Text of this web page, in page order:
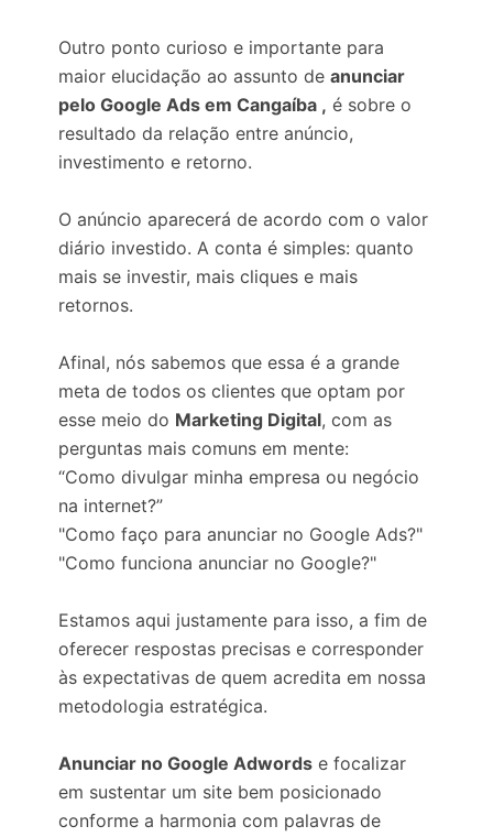
Outro ponto curioso e importante para
maior elucidação ao assunto de anunciar
pelo Google Ads em Cangaíba , é sobre o
resultado da relação entre anúncio,
investimento e retorno.
O anúncio aparecerá de acordo com o valor
diário investido. A conta é simples: quanto
mais se investir, mais cliques e mais
retornos.
Afinal, nós sabemos que essa é a grande
meta de todos os clientes que optam por
esse meio do Marketing Digital, com as
perguntas mais comuns em mente:
“Como divulgar minha empresa ou negócio
na internet?”
"Como faço para anunciar no Google Ads?"
"Como funciona anunciar no Google?"
Estamos aqui justamente para isso, a fim de
oferecer respostas precisas e corresponder
às expectativas de quem acredita em nossa
metodologia estratégica.
Anunciar no Google Adwords e focalizar
em sustentar um site bem posicionado
conforme a harmonia com palavras de